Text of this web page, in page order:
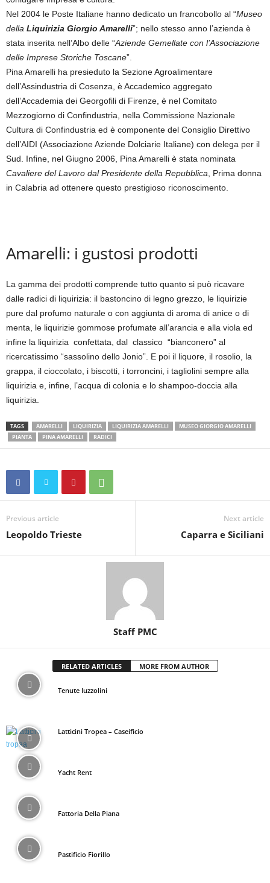
Nel 2004 le Poste Italiane hanno dedicato un francobollo al “Museo
della Liquirizia Giorgio Amarelli”; nello stesso anno l’azienda è
stata inserita nell’Albo delle “Aziende Gemellate con l’Associazione
delle Imprese Storiche Toscane”.
Pina Amarelli ha presieduto la Sezione Agroalimentare
dell’Assindustria di Cosenza, è Accademico aggregato
dell’Accademia dei Georgofili di Firenze, è nel Comitato
Mezzogiorno di Confindustria, nella Commissione Nazionale
Cultura di Confindustria ed è componente del Consiglio Direttivo
dell’AIDI (Associazione Aziende Dolciarie Italiane) con delega per il
Sud. Infine, nel Giugno 2006, Pina Amarelli è stata nominata
Cavaliere del Lavoro dal Presidente della Repubblica , Prima donna
in Calabria ad ottenere questo prestigioso riconoscimento.
Amarelli: i gustosi prodotti
La gamma dei prodotti comprende tutto quanto si può ricavare
dalle radici di liquirizia: il bastoncino di legno grezzo, le liquirizie
pure dal profumo naturale o con aggiunta di aroma di anice o di
menta, le liquirizie gommose profumate all’arancia e alla viola ed
infine la liquirizia confettata, dal classico “bianconero” al
ricercatissimo “sassolino dello Jonio”. E poi il liquore, il rosolio, la
grappa, il cioccolato, i biscotti, i torroncini, i tagliolini sempre alla
liquirizia e, infine, l’acqua di colonia e lo shampoo-doccia alla
liquirizia.
TAGS AMARELLI LIQUIRIZIA LIQUIRIZIA AMARELLI
MUSEO GIORGIO AMARELLI
PIANTA
PINA AMARELLI RADICI
Previous article
Leopoldo Trieste
Next article
Caparra e Siciliani
Staff PMC
RELATED ARTICLES MORE FROM AUTHOR
Tenute Iuzzolini
Latticini Tropea – Caseificio
Yacht Rent
Fattoria Della Piana
Pastificio Fiorillo